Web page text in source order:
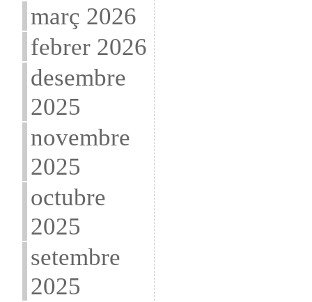
març 2026
febrer 2026
desembre
2025
novembre
2025
octubre
2025
setembre
2025